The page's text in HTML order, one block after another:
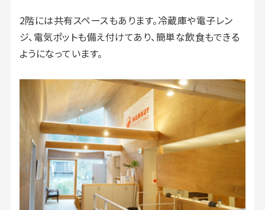
2階には共有スペースもあります。冷蔵庫や電子レン
ジ、電気ポットも備え付けてあり、簡単な飲食もできる
ようになっています。